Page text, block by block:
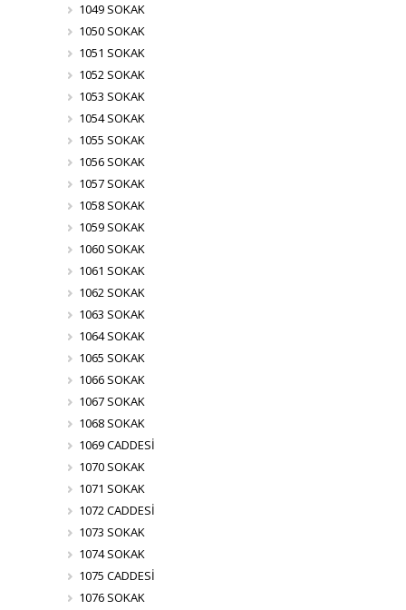
1049 SOKAK
1050 SOKAK
1051 SOKAK
1052 SOKAK
1053 SOKAK
1054 SOKAK
1055 SOKAK
1056 SOKAK
1057 SOKAK
1058 SOKAK
1059 SOKAK
1060 SOKAK
1061 SOKAK
1062 SOKAK
1063 SOKAK
1064 SOKAK
1065 SOKAK
1066 SOKAK
1067 SOKAK
1068 SOKAK
1069 CADDESİ
1070 SOKAK
1071 SOKAK
1072 CADDESİ
1073 SOKAK
1074 SOKAK
1075 CADDESİ
1076 SOKAK